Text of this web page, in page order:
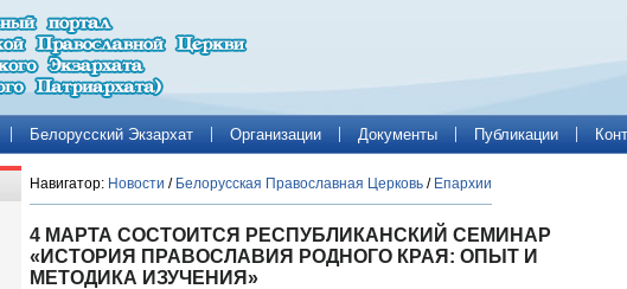
Белорусский Экзархат Организации Документы Публикации
Навигатор: Новости / Белорусская Православная Церковь / Епархии
4 МАРТА СОСТОИТСЯ РЕСПУБЛИКАНСКИЙ СЕМИНАР
«ИСТОРИЯ ПРАВОСЛАВИЯ РОДНОГО КРАЯ: ОПЫТ И
МЕТОДИКА ИЗУЧЕНИЯ»